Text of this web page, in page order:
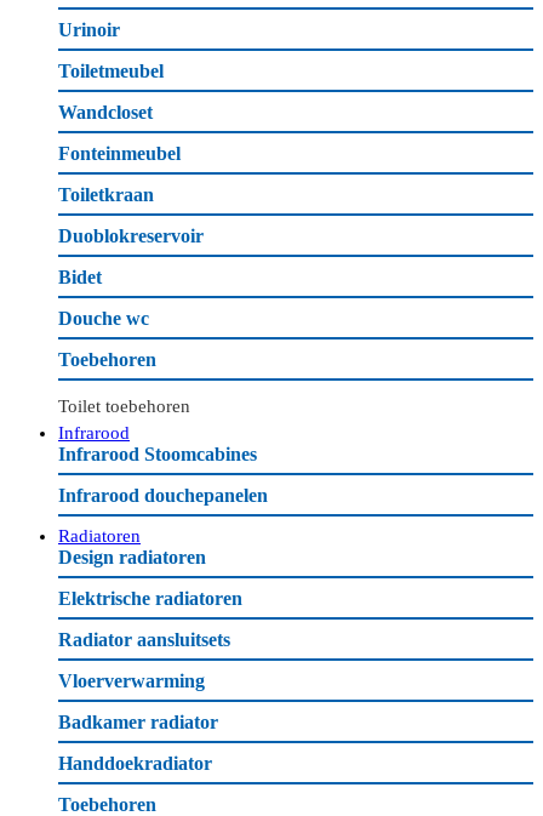
Urinoir
Toiletmeubel
Wandcloset
Fonteinmeubel
Toiletkraan
Duoblokreservoir
Bidet
Douche wc
Toebehoren
Toilet toebehoren
Infrarood
Infrarood Stoomcabines
Infrarood douchepanelen
Radiatoren
Design radiatoren
Elektrische radiatoren
Radiator aansluitsets
Vloerverwarming
Badkamer radiator
Handdoekradiator
Toebehoren